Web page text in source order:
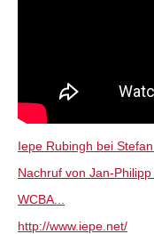
Iepe Rubingh bei Stefan
Nachruf von Jan-Philipp
WCBA...
http://www.iepe.net/